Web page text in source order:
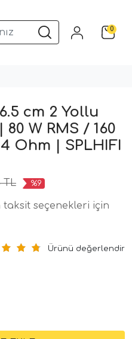
Araç Ses Sistemleri 0
cm 2 Yollu
W RMS / 160
Ohm | SPLHIFI
TL %9
seçenekleri için
Ürünü değerlendir